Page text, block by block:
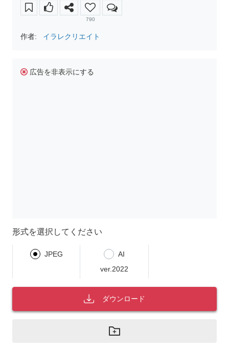
790
作者: イラレクリエイト
広告を非表示にする
形式を選択してください
JPEG
AI
ver.2022
ダウンロード